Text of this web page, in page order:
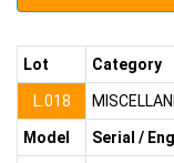
Lot Category
L.018
Model Serial /